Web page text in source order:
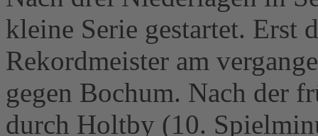
kleine Serie gestartet. Erst
Rekordmeister am
gegen Bochum. Nach der
durch Holtby (10.